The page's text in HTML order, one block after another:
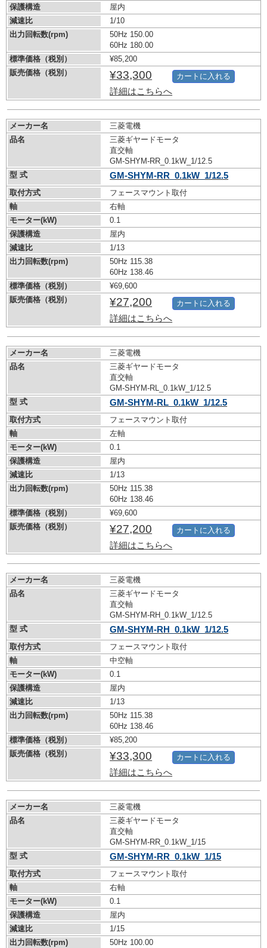
保護構造
屋内
減速比
1/10
出力回転数(rpm)
50Hz 150.00
60Hz 180.00
標準価格（税別）
¥85,200
販売価格（税別）
¥33,300
詳細はこちらへ
カートに入れる
メーカー名
三菱電機
品名
三菱ギヤードモータ
直交軸
GM-SHYM-RR_0.1kW_1/12.5
型 式
GM-SHYM-RR_0.1kW_1/12.5
取付方式
フェースマウント取付
軸
右軸
モーター(kW)
0.1
保護構造
屋内
減速比
1/13
出力回転数(rpm)
50Hz 115.38
60Hz 138.46
標準価格（税別）
¥69,600
販売価格（税別）
¥27,200
詳細はこちらへ
カートに入れる
メーカー名
三菱電機
品名
三菱ギヤードモータ
直交軸
GM-SHYM-RL_0.1kW_1/12.5
型 式
GM-SHYM-RL_0.1kW_1/12.5
取付方式
フェースマウント取付
軸
左軸
モーター(kW)
0.1
保護構造
屋内
減速比
1/13
出力回転数(rpm)
50Hz 115.38
60Hz 138.46
標準価格（税別）
¥69,600
販売価格（税別）
¥27,200
詳細はこちらへ
カートに入れる
メーカー名
三菱電機
品名
三菱ギヤードモータ
直交軸
GM-SHYM-RH_0.1kW_1/12.5
型 式
GM-SHYM-RH_0.1kW_1/12.5
取付方式
フェースマウント取付
軸
中空軸
モーター(kW)
0.1
保護構造
屋内
減速比
1/13
出力回転数(rpm)
50Hz 115.38
60Hz 138.46
標準価格（税別）
¥85,200
販売価格（税別）
¥33,300
詳細はこちらへ
カートに入れる
メーカー名
三菱電機
品名
三菱ギヤードモータ
直交軸
GM-SHYM-RR_0.1kW_1/15
型 式
GM-SHYM-RR_0.1kW_1/15
取付方式
フェースマウント取付
軸
右軸
モーター(kW)
0.1
保護構造
屋内
減速比
1/15
出力回転数(rpm)
50Hz 100.00